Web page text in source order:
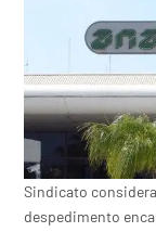
Sindicato
despedimento